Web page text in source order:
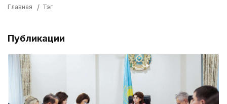
Главная Тэг
Публикации